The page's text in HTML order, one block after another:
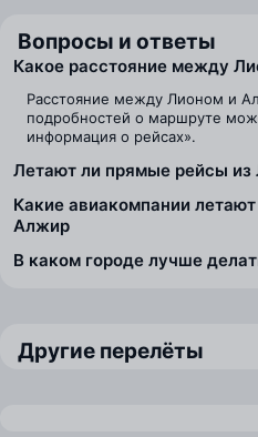
Вопросы и ответы
Какое расстояние между
Расстояние между Лионом и
подробностей о маршруте
информация о рейсах».
Летают ли прямые рейсы
Какие авиакомпании
Алжир
В каком городе лучше
Другие перелёты